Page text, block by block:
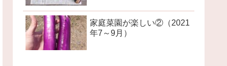
家庭菜園が楽しい②（2021
年7～9月）